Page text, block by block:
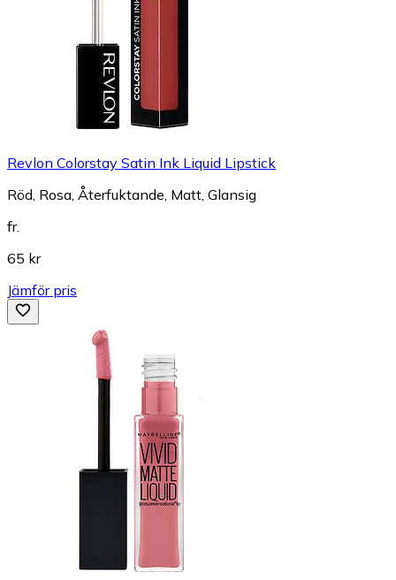
Revlon Colorstay Satin Ink Liquid Lipstick
Röd, Rosa, Återfuktande, Matt, Glansig
fr.
65 kr
Jämför pris